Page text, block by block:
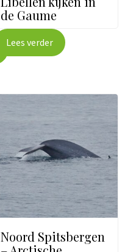
de Gaume
Lees verder
Noord Spitsbergen